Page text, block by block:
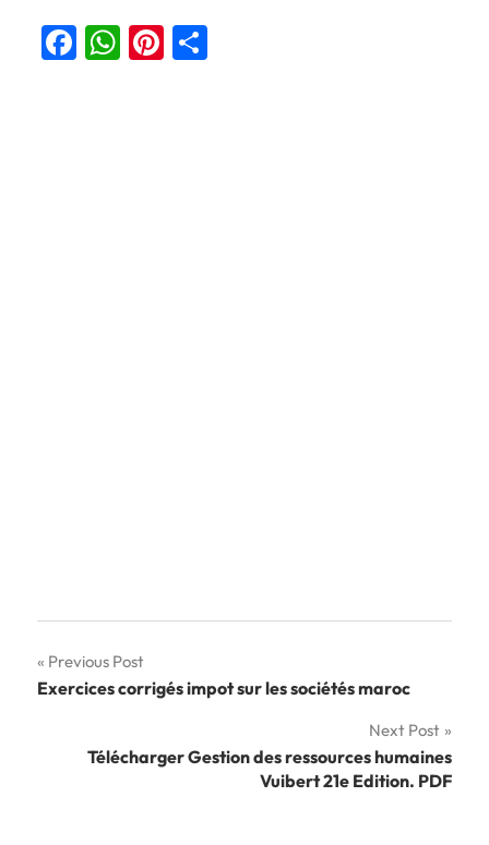
Facebook
WhatsApp
Pinterest
Navigation
l’article
Previous Post
Exercices corrigés impot sur les sociétés maroc
Next Post
Télécharger Gestion des ressources humaines
Vuibert 21e Edition. PDF